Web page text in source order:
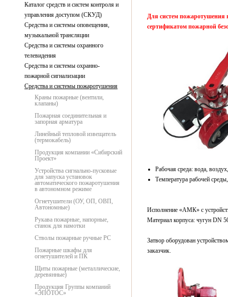
Каталог средств и систем контроля и
управления доступом (СКУД)
Средства и системы оповещения,
музыкальной трансляции
Средства и системы охранного
телевидения
Средства и системы охранно-
пожарной сигнализации
Средства и системы пожаротушения
Краны пожарные (вентили,
клапаны)
Пожарная соединительная и
запорная арматура
Линейный тепловой извещатель
(термокабель)
Продукция компании «Сибирский
Проект»
Устройства сигнально-пусковые
для запуска установок
автоматического пожаротушения
в автономном режиме
Огнетушители (ОУ, ОП, ОВП,
Автономные)
Рукава пожарные, напорные,
станок для намотки
Стволы пожарные ручные РС
Пожарные шкафы для
огнетушителей и ПК
Щиты пожарные (металлические,
деревянные)
Продукция Группы компаний
«ЭПОТОС»
Для систем пожаротушения
сертификатом пожарной
Рабочая среда: вода,
Температура рабочей
Исполнение «АМК» с
Материал корпуса: чугун DN
Затвор оборудован
заказчик.